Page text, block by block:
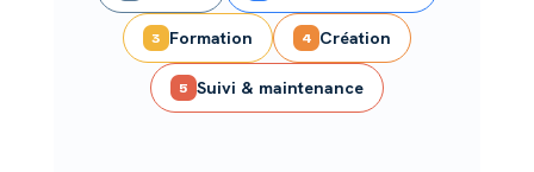
3 Formation 4 Création
5 Suivi & maintenance